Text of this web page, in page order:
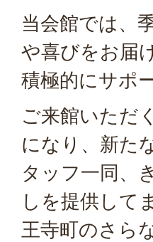
当会館では、
や喜びをお届
積極的にサポ
ご来館いただ
になり、新た
タッフ一同、
しを提供して
王寺町のさら